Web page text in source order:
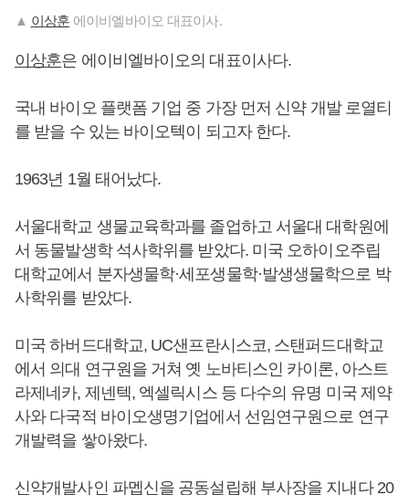
▲ 이상훈 에이비엘바이오 대표이사.
이상훈은 에이비엘바이오의 대표이사다.
국내 바이오 플랫폼 기업 중 가장 먼저 신약 개발 로열티
를 받을 수 있는 바이오텍이 되고자 한다.
1963년 1월 태어났다.
서울대학교 생물교육학과를 졸업하고 서울대 대학원에
서 동물발생학 석사학위를 받았다. 미국 오하이오주립
대학교에서 분자생물학·세포생물학·발생생물학으로 박
사학위를 받았다.
미국 하버드대학교, UC샌프란시스코, 스탠퍼드대학교
에서 의대 연구원을 거쳐 옛 노바티스인 카이론, 아스트
라제네카, 제넨텍, 엑셀릭시스 등 다수의 유명 미국 제약
사와 다국적 바이오생명기업에서 선임연구원으로 연구
개발력을 쌓아왔다.
신약개발사인 파멥신을 공동설립해 부사장을 지내다 20